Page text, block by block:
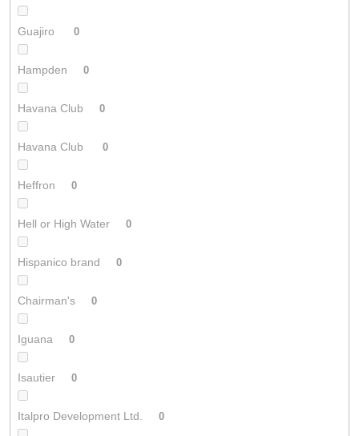
Guajiro 0
Hampden 0
Havana Club 0
Havana Club 0
Heffron 0
Hell or High Water 0
Hispanico brand 0
Chairman's 0
Iguana 0
Isautier 0
Italpro Development Ltd. 0